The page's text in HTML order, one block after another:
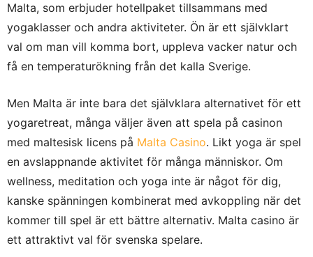
Malta, som erbjuder hotellpaket tillsammans med
yogaklasser och andra aktiviteter. Ön är ett självklart
val om man vill komma bort, uppleva vacker natur och
få en temperaturökning från det kalla Sverige.
Men Malta är inte bara det självklara alternativet för ett
yogaretreat, många väljer även att spela på casinon
med maltesisk licens på Malta Casino. Likt yoga är spel
en avslappnande aktivitet för många människor. Om
wellness, meditation och yoga inte är något för dig,
kanske spänningen kombinerat med avkoppling när det
kommer till spel är ett bättre alternativ. Malta casino är
ett attraktivt val för svenska spelare.